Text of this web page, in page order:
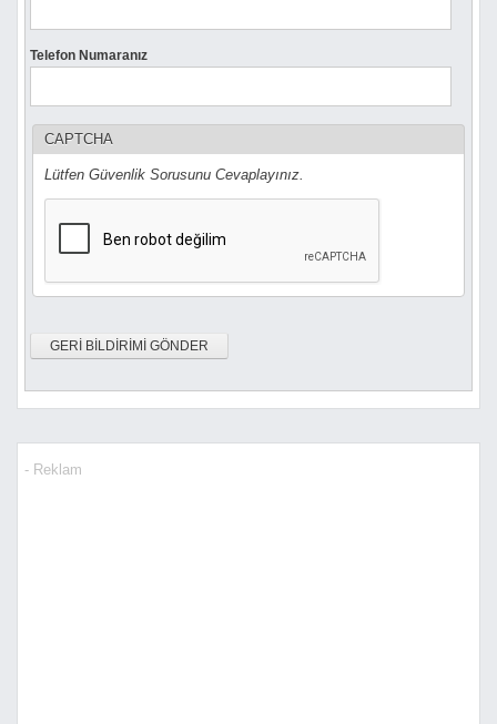
Telefon Numaranız
CAPTCHA
Lütfen Güvenlik Sorusunu Cevaplayınız.
- Reklam